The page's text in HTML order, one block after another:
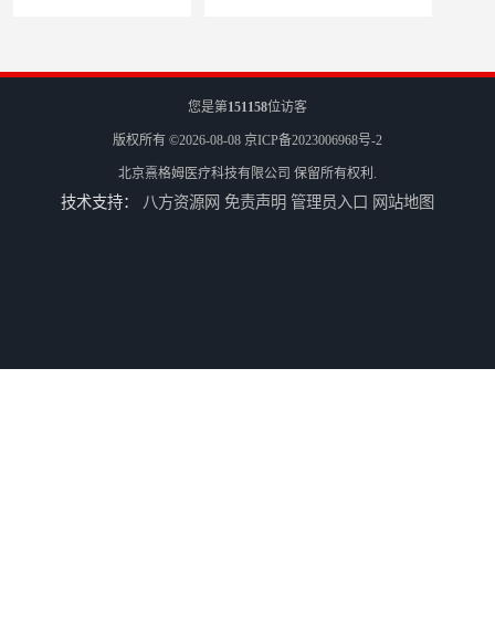
您是第151158位访客
版权所有 ©2026-08-08 京ICP备2023006968号-2
北京熹格姆医疗科技有限公司 保留所有权利.
技术支持： 八方资源网 免责声明 管理员入口 网站地图